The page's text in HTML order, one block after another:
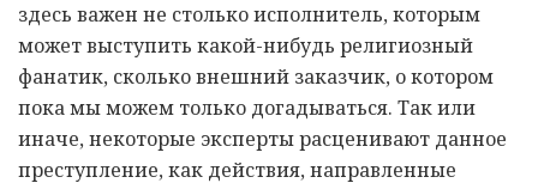
здесь важен не столько исполнитель, которым
может выступить какой-нибудь религиозный
фанатик, сколько внешний заказчик, о котором
пока мы можем только догадываться. Так или
иначе, некоторые эксперты расценивают данное
преступление, как действия, направленные